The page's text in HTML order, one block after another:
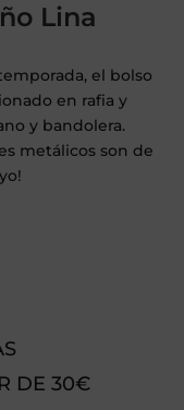
Lina
el bolso
en rafia y
y bandolera.
metálicos son de
DE 30€